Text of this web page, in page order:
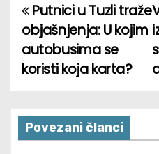
P
o
s
n
Putnici u Tuzli traže
objašnjenja: U kojim
autobusima se
koristi koja karta?
Povezani članci